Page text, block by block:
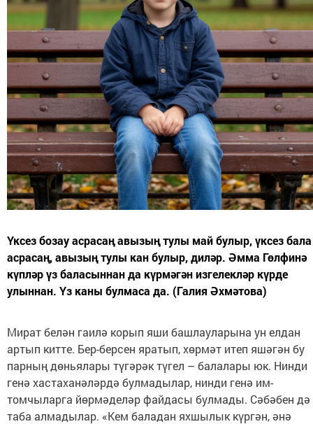
Үксез бозау асрасаң авызың тулы май булыр, үксез бала
асрасаң, авызың тулы кан булыр, диләр. Әмма Гөлфинә
күпләр үз баласыннан да күрмәгән изгелекләр күрде
улыннан. Үз каны булмаса да. (Галия Әхмәтова)
Мират белән гаилә корып яши башлауларына ун елдан
артып китте. Бер-берсен яратып, хөрмәт итеп яшәгән бу
парның дөньялары түгәрәк түгел – балалары юк. Нинди
генә хастаханәләрдә булмадылар, нинди генә им-
томчыларга йөрмәделәр файдасы булмады. Сәбәбен дә
таба алмадылар. «Кем баладан яхшылык күргән, әнә